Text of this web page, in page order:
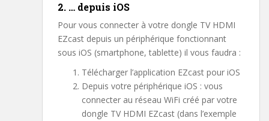
2. … depuis iOS
Pour vous connecter à votre dongle TV HDMI
EZcast depuis un périphérique fonctionnant
sous iOS (smartphone, tablette) il vous faudra :
Télécharger l’application EZcast pour iOS
Depuis votre périphérique iOS : vous
connecter au réseau WiFi créé par votre
dongle TV HDMI EZcast (dans l’exemple